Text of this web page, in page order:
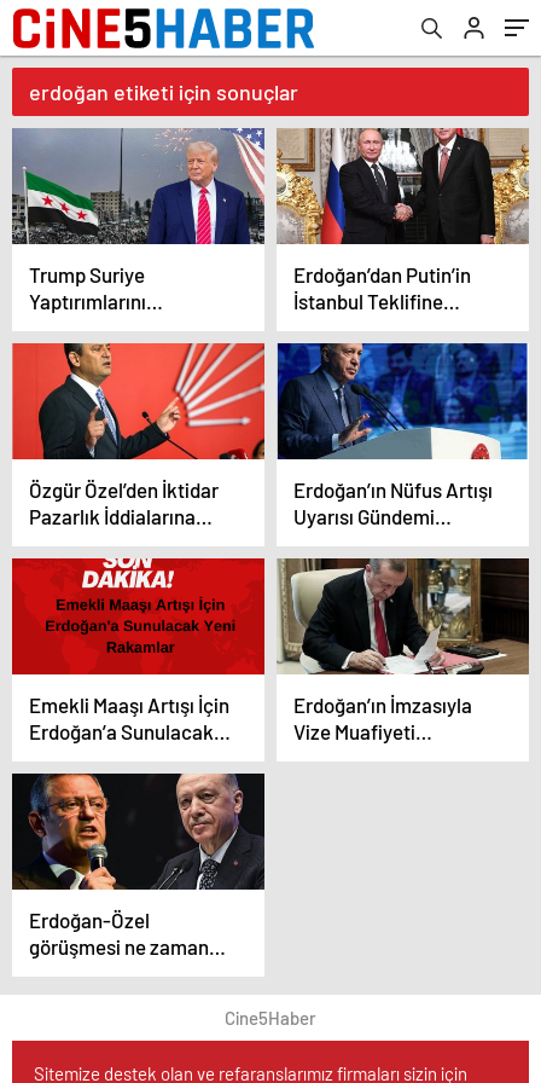
erdoğan etiketi için sonuçlar
Trump Suriye
Yaptırımlarını
Kaldırıyor
Erdoğan’dan Putin’in
İstanbul Teklifine
Destek
Özgür Özel’den İktidar
Pazarlık İddialarına
Sert Yanıt
Erdoğan’ın Nüfus Artışı
Uyarısı Gündemi
Belirledi
Emekli Maaşı Artışı İçin
Erdoğan’a Sunulacak
Yeni Rakamlar
Erdoğan’ın İmzasıyla
Vize Muafiyeti
Rumenler Türkiye’ye
Erdoğan-Özel
görüşmesi ne zaman
yapılacak?
Cine5Haber
Sitemize destek olan ve refaranslarımız firmaları sizin için